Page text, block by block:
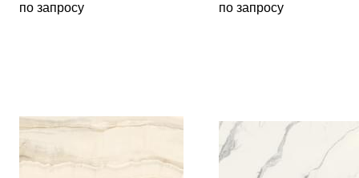
по запросу по запросу